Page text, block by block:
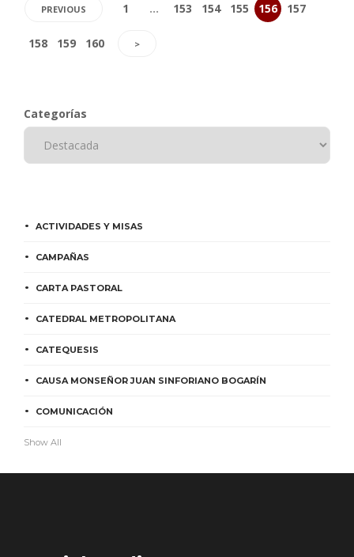
PREVIOUS 1 … 153 154 155 156 157
158 159 160 >
Categorías
ACTIVIDADES Y MISAS
CAMPAÑAS
CARTA PASTORAL
CATEDRAL METROPOLITANA
CATEQUESIS
CAUSA MONSEÑOR JUAN SINFORIANO BOGARÍN
COMUNICACIÓN
Show All